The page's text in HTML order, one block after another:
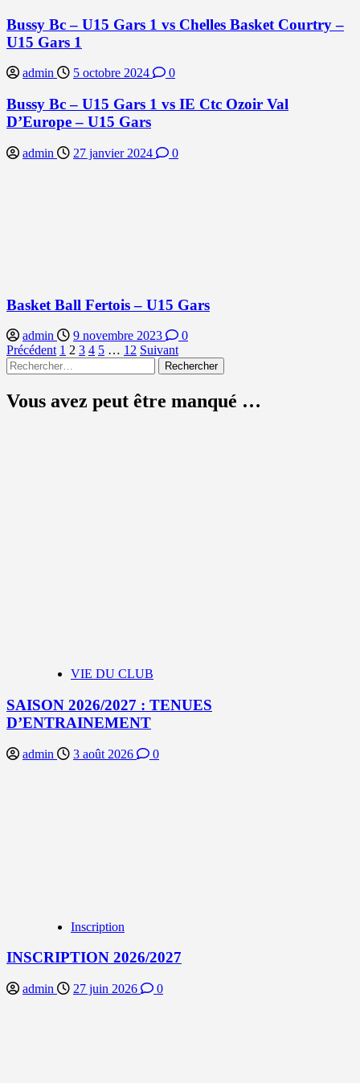
Bussy Bc – U15 Gars 1 vs Chelles Basket Courtry –
U15 Gars 1
admin 5 octobre 2024 0
Bussy Bc – U15 Gars 1 vs IE Ctc Ozoir Val
D’Europe – U15 Gars
admin 27 janvier 2024 0
Basket Ball Fertois – U15 Gars
admin 9 novembre 2023 0
Pagination
des
publications
Précédent 1 2 3 4 5 … 12 Suivant
Rechercher :
Vous avez peut être manqué …
VIE DU CLUB
SAISON 2026/2027 : TENUES
D’ENTRAINEMENT
admin 3 août 2026 0
Inscription
INSCRIPTION 2026/2027
admin 27 juin 2026 0